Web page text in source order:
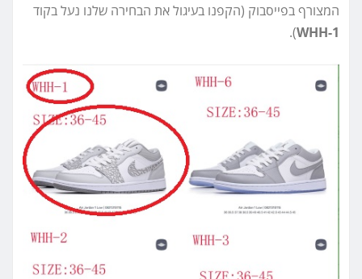
המצורף בפייסבוק (הקפנו בעיגול את הבחירה שלנו נעל בקוד
WHH-1
).